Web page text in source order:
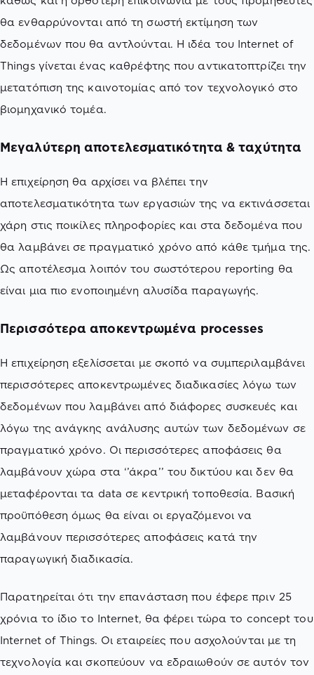
θα ενθαρρύνονται από τη σωστή εκτίμηση των
δεδομένων που θα αντλούνται. Η ιδέα του Internet of
Things γίνεται ένας καθρέφτης που αντικατοπτρίζει την
μετατόπιση της καινοτομίας από τον τεχνολογικό στο
βιομηχανικό τομέα.
Μεγαλύτερη αποτελεσματικότητα & ταχύτητα
Η επιχείρηση θα αρχίσει να βλέπει την
αποτελεσματικότητα των εργασιών της να εκτινάσσεται
χάρη στις ποικίλες πληροφορίες και στα δεδομένα που
θα λαμβάνει σε πραγματικό χρόνο από κάθε τμήμα της.
Ως αποτέλεσμα λοιπόν του σωστότερου reporting θα
είναι μια πιο ενοποιημένη αλυσίδα παραγωγής.
Περισσότερα αποκεντρωμένα processes
Η επιχείρηση εξελίσσεται με σκοπό να συμπεριλαμβάνει
περισσότερες αποκεντρωμένες διαδικασίες λόγω των
δεδομένων που λαμβάνει από διάφορες συσκευές και
λόγω της ανάγκης ανάλυσης αυτών των δεδομένων σε
πραγματικό χρόνο. Οι περισσότερες αποφάσεις θα
λαμβάνουν χώρα στα ‘’άκρα’’ του δικτύου και δεν θα
μεταφέρονται τα data σε κεντρική τοποθεσία. Βασική
προϋπόθεση όμως θα είναι οι εργαζόμενοι να
λαμβάνουν περισσότερες αποφάσεις κατά την
παραγωγική διαδικασία.
Παρατηρείται ότι την επανάσταση που έφερε πριν 25
χρόνια το ίδιο το Internet, θα φέρει τώρα το concept του
Internet of Things. Οι εταιρείες που ασχολούνται με τη
τεχνολογία και σκοπεύουν να εδραιωθούν σε αυτόν τον